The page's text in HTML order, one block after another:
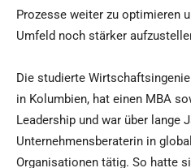
Prozesse weiter zu optimieren
Umfeld noch stärker
Die studierte
in Kolumbien, hat einen MBA
Leadership und war über lange
Unternehmensberaterin in
Organisationen tätig. So hatte